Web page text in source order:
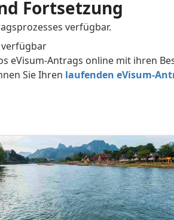
Fortsetzung
verfügbar.
verfügbar
eVisum-Antrags online mit ihren
Sie Ihren laufenden eVisum-